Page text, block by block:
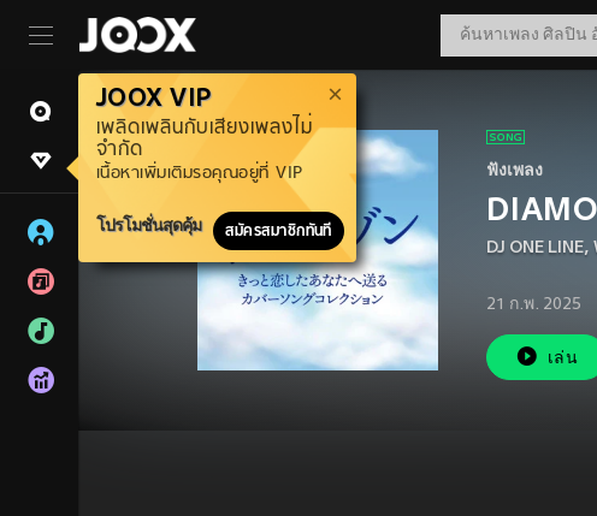
JOOX VIP
เพลิดเพลินกับเสียงเพลงไม่
จำกัด
เนื้อหาเพิ่มเติมรอคุณอยู่ที่ VIP
โปรโมชั่นสุดคุ้ม สมัครสมาชิกทันที
ฟังเพลง
DJ ONE LINE,
21 ก.พ. 2025
เล่น